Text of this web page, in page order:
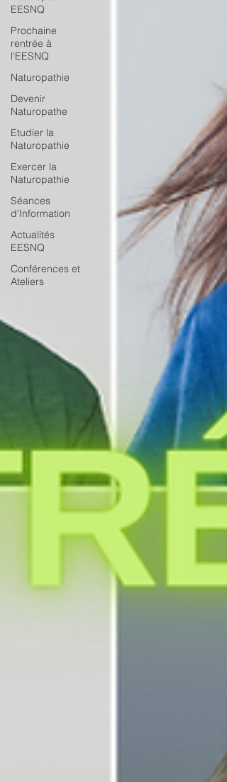
EESNQ
Prochaine
rentrée à
l'EESNQ
Naturopathie
Devenir
Naturopathe
Etudier la
Naturopathie
Exercer la
Naturopathie
Séances
d'Information
Actualités
EESNQ
Conférences et
Ateliers